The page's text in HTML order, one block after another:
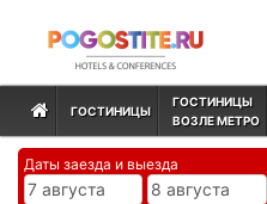
ГОСТИНИЦЫ
ГОСТИНИЦЫ
ВОЗЛЕ МЕТРО
Даты заезда и выезда